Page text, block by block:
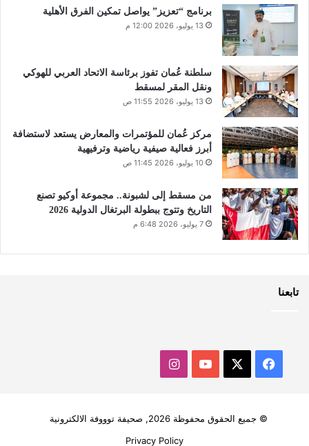
برنامج “تعزيز” يواصل تمكين الفرق الأهلية
13 يوليو، 2026 12:00 م
سلطنة عُمان تفوز برئاسة الاتحاد العربي للهوكي
ونقل المقر لمسقط
13 يوليو، 2026 11:55 ص
مركز عُمان للمؤتمرات والمعارض يستعد لاستضافة
أبرز فعالية صيفية رياضية وترفيهية
10 يوليو، 2026 11:45 ص
من مسقط إلى لشبونة.. مجموعة أوكيو تصنع
التاريخ وتتوج ببطولة البرتغال الدولية 2026
7 يوليو، 2026 6:48 م
تابعنا
فيسبوك ‫YouTubeانستقرام
© جميع الحقوق محفوظة 2026, صحيفة توووفة الالكترونية
Privacy Policy